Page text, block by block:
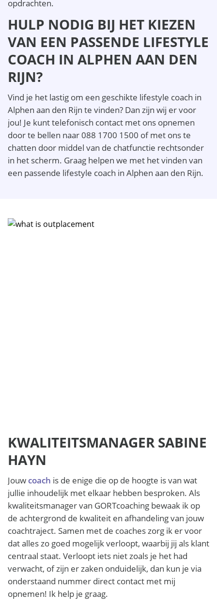
opdrachten.
HULP NODIG BIJ HET KIEZEN
VAN EEN PASSENDE LIFESTYLE
COACH IN ALPHEN AAN DEN
RIJN?
Vind je het lastig om een geschikte lifestyle coach in
Alphen aan den Rijn te vinden? Dan zijn wij er voor
jou! Je kunt telefonisch contact met ons opnemen
door te bellen naar 088 1700 1500 of met ons te
chatten door middel van de chatfunctie rechtsonder
in het scherm. Graag helpen we met het vinden van
een passende lifestyle coach in Alphen aan den Rijn.
KWALITEITSMANAGER SABINE
HAYN
Jouw coach is de enige die op de hoogte is van wat
jullie inhoudelijk met elkaar hebben besproken. Als
kwaliteitsmanager van GORTcoaching bewaak ik op
de achtergrond de kwaliteit en afhandeling van jouw
coachtraject. Samen met de coaches zorg ik er voor
dat alles zo goed mogelijk verloopt, waarbij jij als klant
centraal staat. Verloopt iets niet zoals je het had
verwacht, of zijn er zaken onduidelijk, dan kun je via
onderstaand nummer direct contact met mij
opnemen! Ik help je graag.